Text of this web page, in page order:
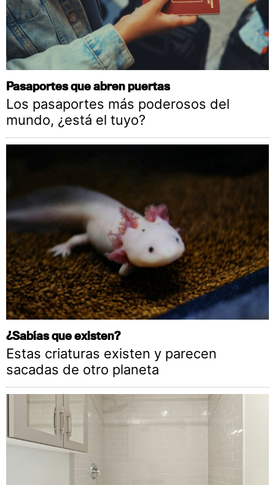
Pasaportes que abren puertas
Los pasaportes más poderosos del
mundo, ¿está el tuyo?
¿Sabías que existen?
Estas criaturas existen y parecen
sacadas de otro planeta